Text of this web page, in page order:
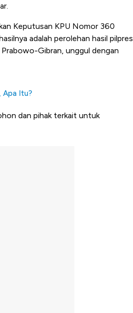
Keputusan KPU Nomor 360
adalah perolehan hasil pilpres
Gibran, unggul dengan
Apa Itu?
dan pihak terkait untuk